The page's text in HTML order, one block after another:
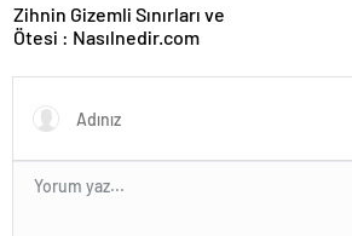
Zihnin Gizemli Sınırları ve
Ötesi : Nasılnedir.com